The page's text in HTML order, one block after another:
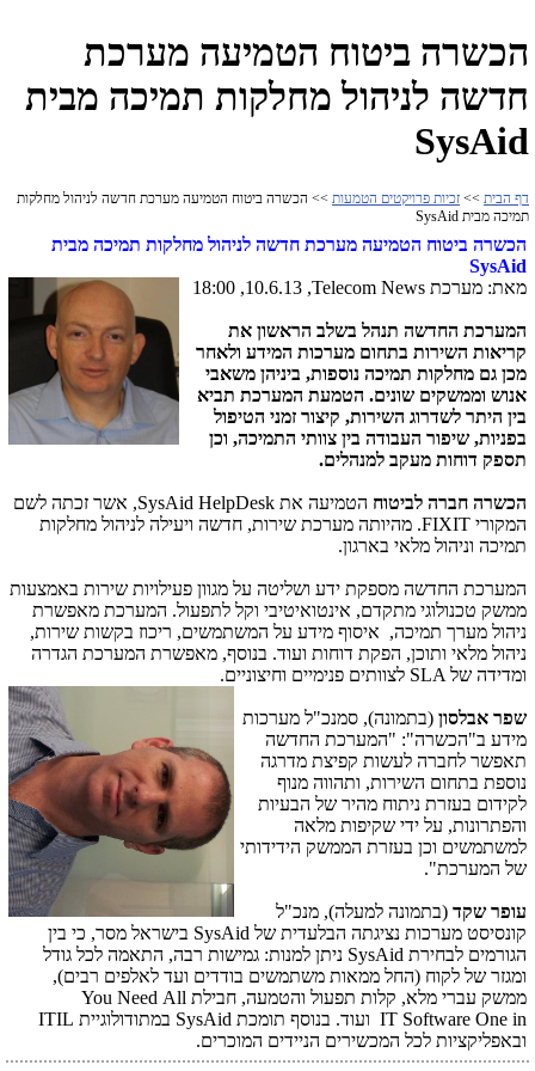
הכשרה ביטוח הטמיעה מערכת
חדשה לניהול מחלקות תמיכה מבית
SysAid
דף הבית >> זכיות פרויקטים הטמעות >> הכשרה ביטוח הטמיעה מערכת חדשה לניהול מחלקות
תמיכה מבית SysAid
הכשרה ביטוח הטמיעה מערכת חדשה לניהול מחלקות תמיכה מבית
SysAid
מאת: מערכת Telecom News
, 10.6.13, 18:00
המערכת החדשה תנהל בשלב הראשון את
קריאות השירות בתחום מערכות המידע ולאחר
מכן גם מחלקות תמיכה נוספות, ביניהן משאבי
אנוש וממשקים שונים. הטמעת המערכת תביא
בין היתר לשדרוג השירות, קיצור זמני הטיפול
בפניות, שיפור העבודה בין צוותי התמיכה, וכן
תספק דוחות מעקב למנהלים.
הכשרה חברה לביטוח הטמיעה את SysAid HelpDesk, אשר זכתה לשם
המקורי FIXIT. מהיותה מערכת שירות, חדשה ויעילה לניהול מחלקות
תמיכה וניהול מלאי בארגון.
המערכת החדשה מספקת ידע ושליטה על מגוון פעילויות שירות באמצעות
ממשק טכנולוגי מתקדם, אינטואיטיבי וקל לתפעול. המערכת מאפשרת
ניהול מערך תמיכה, איסוף מידע על המשתמשים, ריכוז בקשות שירות,
ניהול מלאי ותוכן, הפקת דוחות ועוד. בנוסף, מאפשרת המערכת הגדרה
ומדידה של SLA לצוותים פנימיים וחיצוניים.
שפר אבלסון (בתמונה), סמנכ"ל מערכות
מידע ב"הכשרה": "המערכת החדשה
תאפשר לחברה לעשות קפיצת מדרגה
נוספת בתחום השירות, ותהווה מנוף
לקידום בעזרת ניתוח מהיר של הבעיות
והפתרונות, על ידי שקיפות מלאה
למשתמשים וכן בעזרת הממשק הידידותי
של המערכת".
עופר שקד (בתמונה למעלה), מנכ"ל
קונסיסט מערכות נציגתה הבלעדית של SysAid בישראל מסר, כי בין
הגורמים לבחירת SysAid ניתן למנות: גמישות רבה, התאמה לכל גודל
ומגזר של לקוח (החל ממאות משתמשים בודדים ועד לאלפים רבים),
ממשק עברי מלא, קלות תפעול והטמעה, חבילת All
You Need
in
One
IT Software ועוד. בנוסף תומכת SysAid במתודולוגיית ITIL
ובאפליקציות לכל המכשירים הניידים המוכרים.